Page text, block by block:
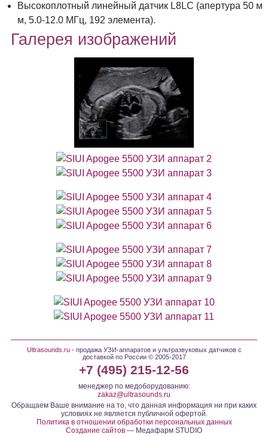
Высокоплотный линейный датчик L8LC (апертура 50 м
м, 5.0-12.0 МГц, 192 элемента).
Галерея изображений
Ultrasounds.ru- продажа УЗИ-аппаратов и ультразвуковых датчиков с
доставкой по России © 2005-2017
+7 (495) 215-12-56
менеджер по медоборудованию:
zakaz@ultrasounds.ru
Обращаем Ваше внимание на то, что данная информация ни при каких
условиях не является публичной офертой.
Политика в отношении обработки персональных данных
Создание сайтов — Медафарм STUDIO